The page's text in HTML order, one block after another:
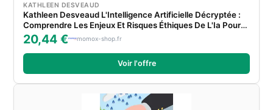
KATHLEEN DESVEAUD
Kathleen Desveaud L'Intelligence Artificielle Décryptée :
Comprendre Les Enjeux Et Risques Éthiques De L'Ia Pour
Mieux L'Appréhender
20,44 € momox-shop.fr
Voir l'offre